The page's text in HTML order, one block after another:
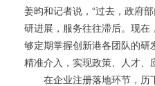
姜昀和记者说，“过去，政府
研进展，服务往往滞后。现在
够定期掌握创新港各团队的研
精准介入，实现政策、人才、
在企业注册落地环节，历